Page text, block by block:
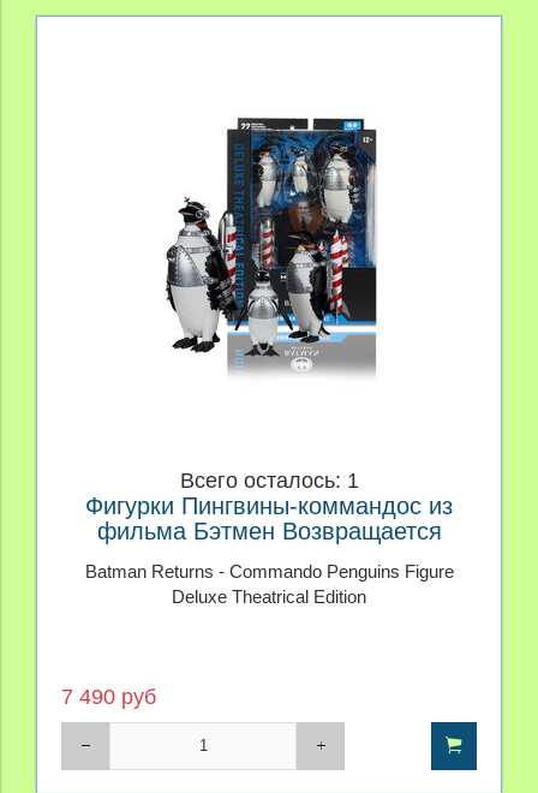
Всего осталось: 1
Фигурки Пингвины-коммандос из
фильма Бэтмен Возвращается
Batman Returns - Commando Penguins Figure
Deluxe Theatrical Edition
7 490 руб